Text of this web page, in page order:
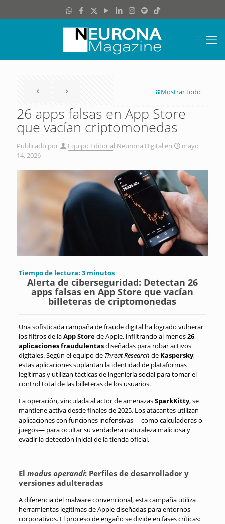
Mostrar todo
26 apps falsas en App Store
que vacían criptomonedas
Publicado por Equipo Editorial Neurona Digital en
mayo
14, 2026
Tiempo de lectura: 3 minutos
Alerta de ciberseguridad: Detectan 26
apps falsas en App Store que vacían
billeteras de criptomonedas
Una sofisticada campaña de fraude digital ha logrado vulnerar
los filtros de laApp Storede Apple, infiltrando al menos26
aplicaciones fraudulentasdiseñadas para robar activos
digitales. Según el equipo de Threat Research de Kaspersky,
estas aplicaciones suplantan la identidad de plataformas
legítimas y utilizan tácticas de ingeniería social para tomar el
control total de las billeteras de los usuarios.
La operación, vinculada al actor de amenazasSparkKitty, se
mantiene activa desde finales de 2025. Los atacantes utilizan
aplicaciones con funciones inofensivas —como calculadoras o
juegos— para ocultar su verdadera naturaleza maliciosa y
evadir la detección inicial de la tienda oficial.
El modus operandi: Perfiles de desarrollador y
versiones adulteradas
A diferencia del malware convencional, esta campaña utiliza
herramientas legítimas de Apple diseñadas para entornos
corporativos. El proceso de engaño se divide en fases críticas: